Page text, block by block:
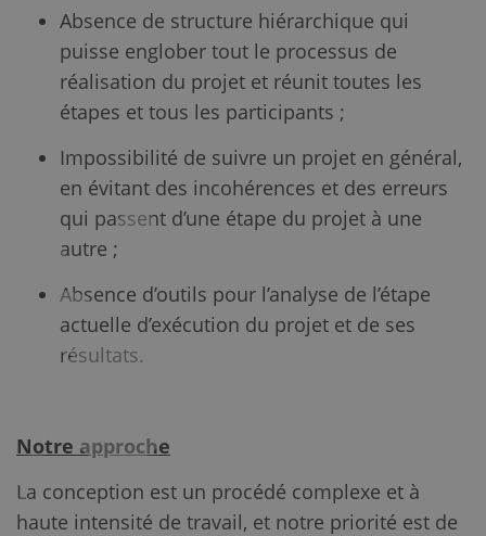
Absence de structure hiérarchique qui
puisse englober tout le processus de
réalisation du projet et réunit toutes les
étapes et tous les participants ;
Impossibilité de suivre un projet en général,
en évitant des incohérences et des erreurs
qui passent d’une étape du projet à une
autre ;
Absence d’outils pour l’analyse de l’étape
actuelle d’exécution du projet et de ses
résultats.
Notre approche
La conception est un procédé complexe et à
haute intensité de travail, et notre priorité est de